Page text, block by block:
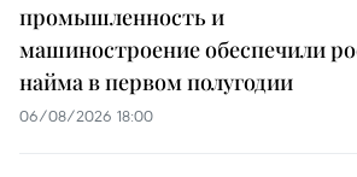
промышленность и
машиностроение обеспечили
найма в первом полугодии
06/08/2026 18:00